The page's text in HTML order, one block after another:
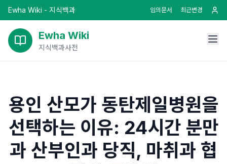
Ewha Wiki - 지식백과 임의문서 최근변경
Ewha Wiki
지식백과사전
용인 산모가 동탄제일병원을
선택하는 이유: 24시간 분만
과 산부인과 당직, 마취과 협